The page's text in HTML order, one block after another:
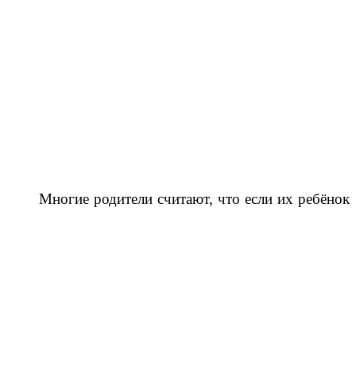
Многие родители считают, что если их ребёнок